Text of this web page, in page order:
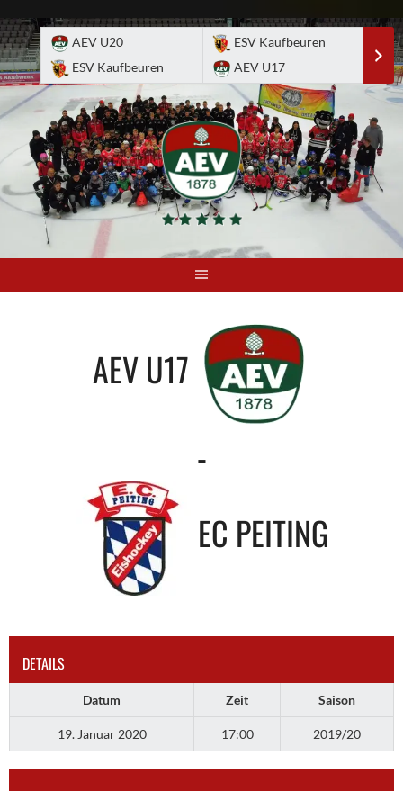
to
content
AEV U20
ESV Kaufbeuren
ESV Kaufbeuren
AEV U17
AEV U17
-
EC PEITING
DETAILS
Datum Zeit Saison
19. Januar 2020 17:00 2019/20